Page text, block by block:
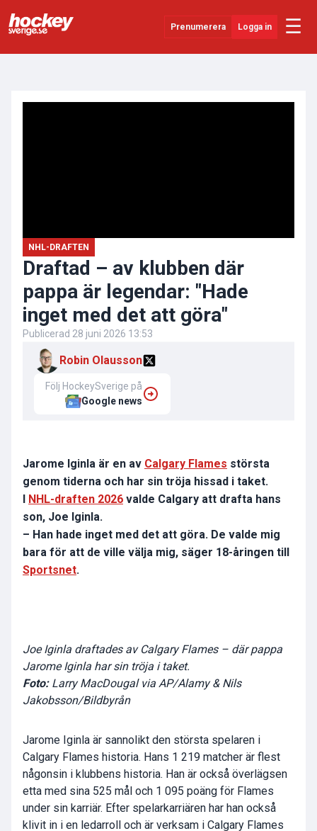
Prenumerera Logga in ☰
NHL-DRAFTEN
Draftad – av klubben där
pappa är legendar: "Hade
inget med det att göra"
Publicerad 28 juni 2026 13:53
Robin Olausson
Följ HockeySverige på
Google news
Jarome Iginla är en av Calgary Flames största
genom tiderna och har sin tröja hissad i taket.
NHL-draften 2026 valde Calgary att drafta hans
son, Joe Iginla.
– Han hade inget med det att göra. De valde mig
bara för att de ville välja mig, säger 18-åringen till
Sportsnet.
Joe Iginla draftades av Calgary Flames – där pappa
Jarome Iginla har sin tröja i taket.
Foto: Larry MacDougal via AP/Alamy & Nils
Jakobsson/Bildbyrån
Jarome Iginla är sannolikt den största spelaren i
Calgary Flames historia. Hans 1 219 matcher är flest
någonsin i klubbens historia. Han är också överlägsen
etta med sina 525 mål och 1 095 poäng för Flames
under sin karriär. Efter spelarkarriären har han också
klivit in i en ledarroll och är verksam i Calgary Flames